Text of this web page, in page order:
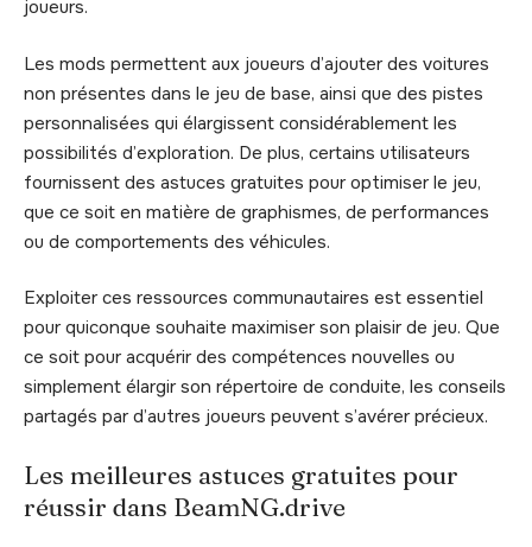
joueurs.
Les mods permettent aux joueurs d’ajouter des voitures
non présentes dans le jeu de base, ainsi que des pistes
personnalisées qui élargissent considérablement les
possibilités d’exploration. De plus, certains utilisateurs
fournissent des astuces gratuites pour optimiser le jeu,
que ce soit en matière de graphismes, de performances
ou de comportements des véhicules.
Exploiter ces ressources communautaires est essentiel
pour quiconque souhaite maximiser son plaisir de jeu. Que
ce soit pour acquérir des compétences nouvelles ou
simplement élargir son répertoire de conduite, les conseils
partagés par d’autres joueurs peuvent s’avérer précieux.
Les meilleures astuces gratuites pour
réussir dans BeamNG.drive